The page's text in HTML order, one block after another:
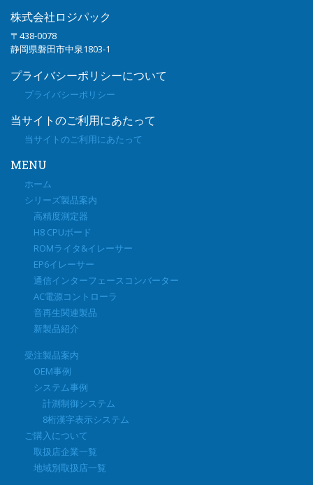
株式会社ロジパック
〒438-0078
静岡県磐田市中泉1803-1
プライバシーポリシーについて
プライバシーポリシー
当サイトのご利用にあたって
当サイトのご利用にあたって
MENU
ホーム
シリーズ製品案内
高精度測定器
H8 CPUボード
ROMライタ&イレーサー
EP6イレーサー
通信インターフェースコンバーター
AC電源コントローラ
音再生関連製品
新製品紹介
受注製品案内
OEM事例
システム事例
計測制御システム
8桁漢字表示システム
ご購入について
取扱店企業一覧
地域別取扱店一覧